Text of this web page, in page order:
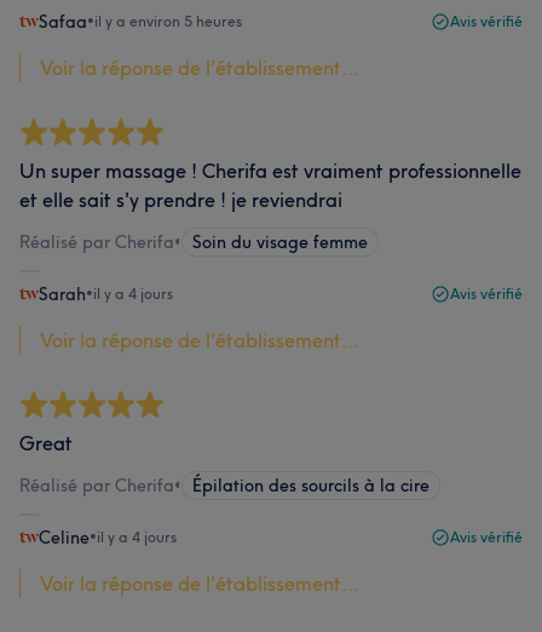
Safaa•il y a environ 5 heures Avis vérifié
Voir la réponse de l'établissement...
Un super massage ! Cherifa est vraiment professionnelle
et elle sait s'y prendre ! je reviendrai
Réalisé par Cherifa• Soin du visage femme
Sarah•il y a 4 jours Avis vérifié
Voir la réponse de l'établissement...
Great
Réalisé par Cherifa• Épilation des sourcils à la cire
Celine•il y a 4 jours Avis vérifié
Voir la réponse de l'établissement...